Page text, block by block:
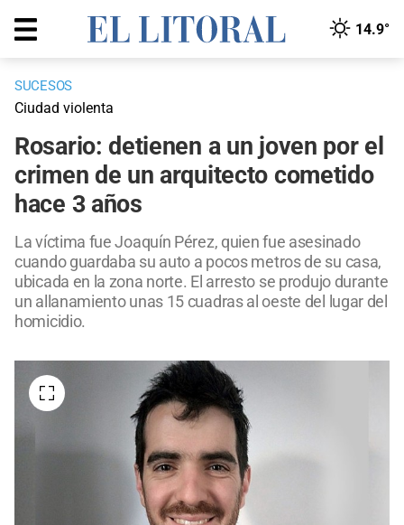
14.9°
SUCESOS
Ciudad violenta
Rosario: detienen a un joven por el
crimen de un arquitecto cometido
hace 3 años
La víctima fue Joaquín Pérez, quien fue asesinado
cuando guardaba su auto a pocos metros de su casa,
ubicada en la zona norte. El arresto se produjo durante
un allanamiento unas 15 cuadras al oeste del lugar del
homicidio.